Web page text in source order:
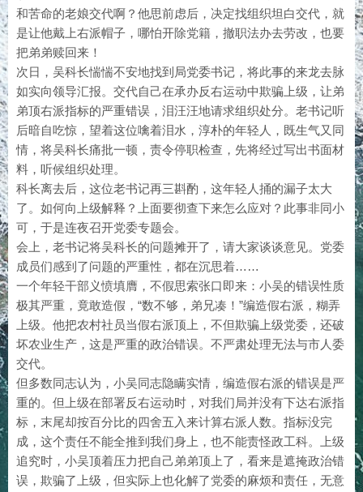
和苦命的老娘交代啊？他思前虑后，决定找组织坦白交代，就
是让他戴上右派帽子，哪怕开除党籍，撤职法办去劳改，也要
把弟弟赎回来！
次日，吴科长惴惴不安地找到局党委书记，将此事的来龙去脉
如实向领导汇报。交代自己在承办反右运动中欺骗上级，让弟
弟顶右派指标的严重错误，泪汪汪地请求组织处分。老书记听
后暗自吃惊，望着这位噙着泪水，淳朴的年轻人，既生气又同
情，将吴科长痛批一顿，责令停职检查，先将经过写出书面材
料，听候组织处理。
科长离去后，这位老书记再三斟酌，这年轻人捅的漏子太大
了。如何向上级解释？上面要彻查下来怎么应对？此事非同小
可，于是连夜召开党委专题会。
会上，老书记将吴科长的问题摊开了，请大家谈谈意见。党委
成员们感到了问题的严重性，都在沉思着……
一个年轻干部义愤填膺，不假思索张口即来：小吴的错误性质
极其严重，竟敢造假，“数不够，弟兄凑！”编造假右派，糊弄
上级。他把农村社员当假右派顶上，不但欺骗上级党委，还破
坏农业生产，这是严重的政治错误。不严肃处理无法与市人委
交代。
但多数同志认为，小吴同志隐瞒实情，编造假右派的错误是严
重的。但上级在部署反右运动时，对我们局并没有下达右派指
标，末尾却按百分比的四舍五入来计算右派人数。指标没完
成，这个责任不能全推到我们身上，也不能责怪政工科。上级
追究时，小吴顶着压力把自己弟弟顶上了，看来是遮掩政治错
误，欺骗了上级，但实际上也化解了党委的麻烦和责任，无意